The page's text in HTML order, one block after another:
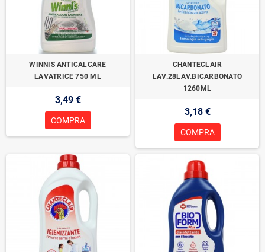
WINNIS ANTICALCARE
LAVATRICE 750 ML
3,49 €
COMPRA
CHANTECLAIR
LAV.28LAV.BICARBONATO
1260ML
3,18 €
COMPRA